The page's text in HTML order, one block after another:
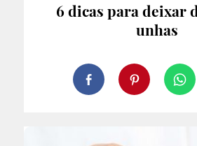
6 dicas para deixar
unhas